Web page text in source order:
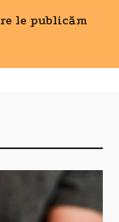
le publicăm